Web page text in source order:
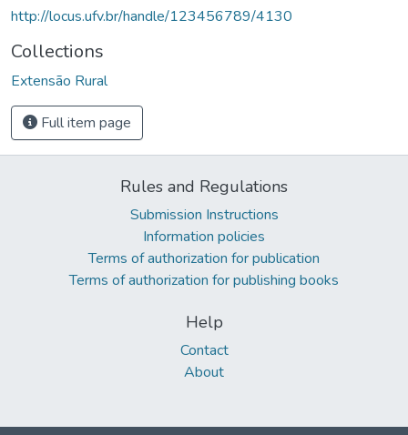
http://locus.ufv.br/handle/123456789/4130
Collections
Extensão Rural
Full item page
Rules and Regulations
Submission Instructions
Information policies
Terms of authorization for publication
Terms of authorization for publishing books
Help
Contact
About